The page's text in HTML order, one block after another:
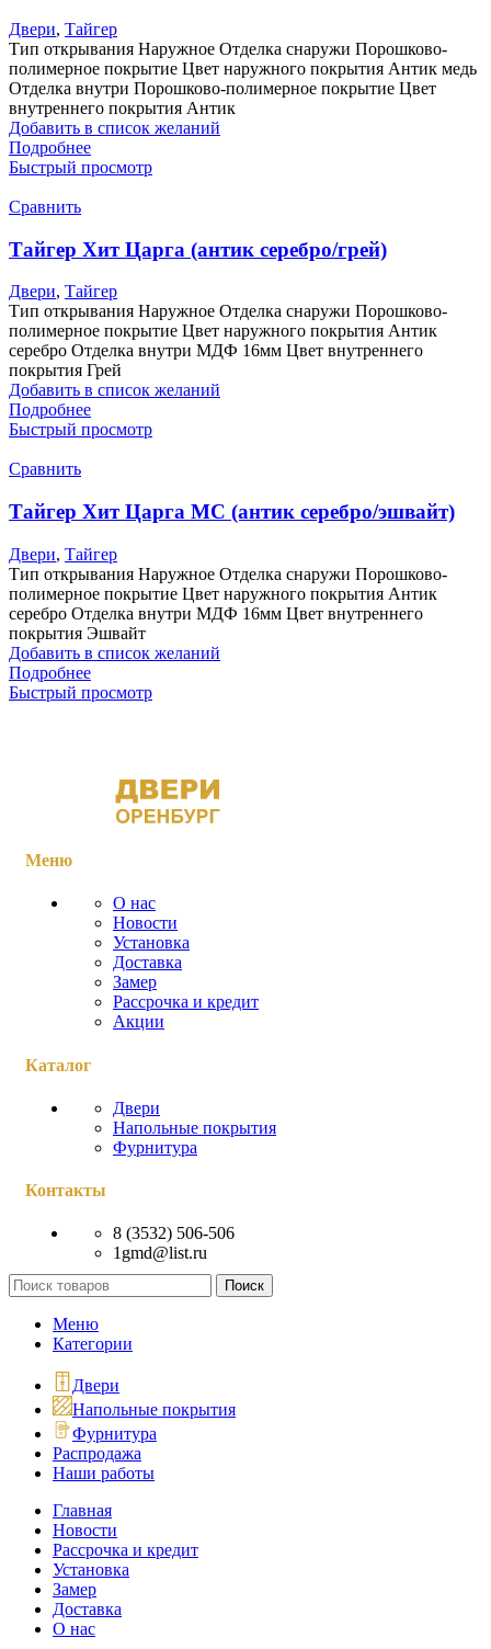
Двери, Тайгер
Тип открывания Наружное Отделка снаружи Порошково-
полимерное покрытие Цвет наружного покрытия Антик медь
Отделка внутри Порошково-полимерное покрытие Цвет
внутреннего покрытия Антик
Добавить в список желаний
Подробнее
Быстрый просмотр
Сравнить
Тайгер Хит Царга (антик серебро/грей)
Двери, Тайгер
Тип открывания Наружное Отделка снаружи Порошково-
полимерное покрытие Цвет наружного покрытия Антик
серебро Отделка внутри МДФ 16мм Цвет внутреннего
покрытия Грей
Добавить в список желаний
Подробнее
Быстрый просмотр
Сравнить
Тайгер Хит Царга МС (антик серебро/эшвайт)
Двери, Тайгер
Тип открывания Наружное Отделка снаружи Порошково-
полимерное покрытие Цвет наружного покрытия Антик
серебро Отделка внутри МДФ 16мм Цвет внутреннего
покрытия Эшвайт
Добавить в список желаний
Подробнее
Быстрый просмотр
Меню
О нас
Новости
Установка
Доставка
Замер
Рассрочка и кредит
Акции
Каталог
Двери
Напольные покрытия
Фурнитура
Контакты
8 (3532) 506-506
1gmd@list.ru
Поиск
Меню
Категории
Двери
Напольные покрытия
Фурнитура
Распродажа
Наши работы
Главная
Новости
Рассрочка и кредит
Установка
Замер
Доставка
О нас